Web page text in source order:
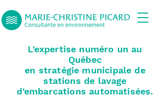
L'expertise numéro un au
Québec
en stratégie municipale de
stations de lavage
d'embarcations automatisées.